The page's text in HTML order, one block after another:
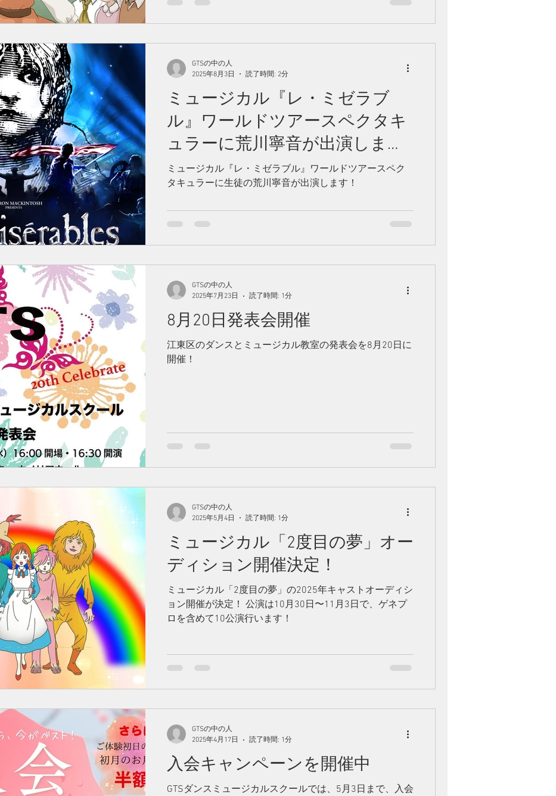
ミュージカル『レ・ミゼラブ
ル』ワールドツアースペクタキ
ュラーに荒川寧音が出演しま
す！
ミュージカル『レ・ミゼラブル』ワールドツアースペク
タキュラーに生徒の荒川寧音が出演します！
GTSの中の人
2025年8月3日
読了時間: 2分
8月20日発表会開催
江東区のダンスとミュージカル教室の発表会を8月20日に
開催！
GTSの中の人
2025年7月23日
読了時間: 1分
ミュージカル「2度目の夢」オー
ディション開催決定！
ミュージカル「2度目の夢」の2025年キャストオーディシ
ョン開催が決定！ 公演は10月30日〜11月3日で、ゲネプ
ロを含めて10公演行います！
GTSの中の人
2025年5月4日
読了時間: 1分
入会キャンペーンを開催中
GTSダンスミュージカルスクールでは、5月3日まで、入会
GTSの中の人
2025年4月17日
読了時間: 1分